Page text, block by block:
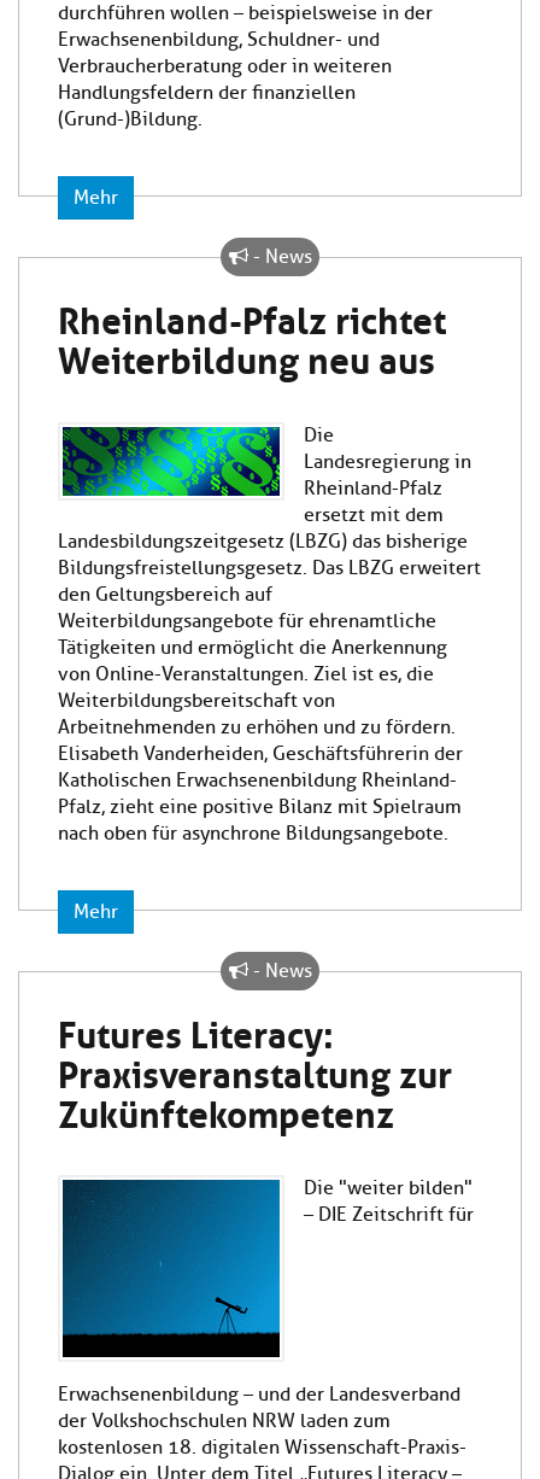
durchführen wollen – beispielsweise in der
Erwachsenenbildung, Schuldner- und
Verbraucherberatung oder in weiteren
Handlungsfeldern der finanziellen
(Grund-)Bildung.
Mehr
Rheinland-Pfalz richtet
Weiterbildung neu aus
- News
Die
Landesregierung in
Rheinland-Pfalz
ersetzt mit dem
Landesbildungszeitgesetz (LBZG) das bisherige
Bildungsfreistellungsgesetz. Das LBZG erweitert
den Geltungsbereich auf
Weiterbildungsangebote für ehrenamtliche
Tätigkeiten und ermöglicht die Anerkennung
von Online-Veranstaltungen. Ziel ist es, die
Weiterbildungsbereitschaft von
Arbeitnehmenden zu erhöhen und zu fördern.
Elisabeth Vanderheiden, Geschäftsführerin der
Katholischen Erwachsenenbildung Rheinland-
Pfalz, zieht eine positive Bilanz mit Spielraum
nach oben für asynchrone Bildungsangebote.
Mehr
Futures Literacy:
Praxisveranstaltung zur
Zukünftekompetenz
- News
Die "weiter bilden"
– DIE Zeitschrift für
Erwachsenenbildung – und der Landesverband
der Volkshochschulen NRW laden zum
kostenlosen 18. digitalen Wissenschaft-Praxis-